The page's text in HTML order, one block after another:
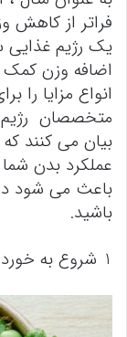
فراتر از کاهش
یک رژیم غذایی
اضافه وزن کمک
انواع مزایا را
متخصصان رژیم
بیان می کنند
عملکرد بدن
باعث می شود
باشید.
1 شروع به خوردن غذاهای سالم می کنید: